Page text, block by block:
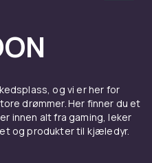
og vi er her for
drømmer. Her finner du et
innen alt fra gaming, leker
og produkter til kjæledyr.